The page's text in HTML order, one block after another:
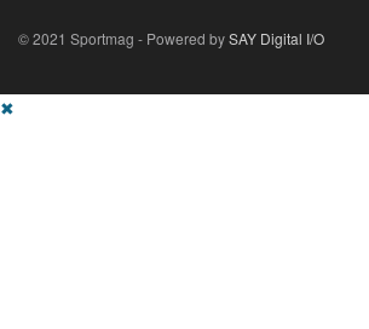
© 2021 Sportmag - Powered bySAY Digital I/O
✖